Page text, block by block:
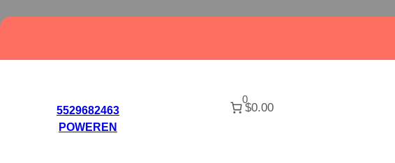
al
5529682463
POWEREN
0
$0.00
KIT DE BALANCÍN